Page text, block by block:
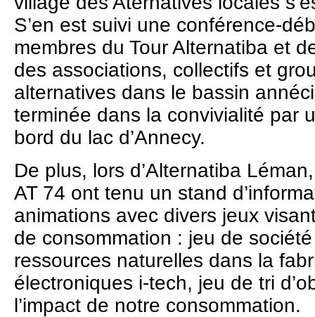
S’en est suivi une conférence-
membres du Tour Alternatiba et
des associations, collectifs et
alternatives dans le bassin
terminée dans la convivialité par
bord du lac d’Annecy.
De plus, lors d’Alternatiba
AT 74 ont tenu un stand
animations avec divers jeux
de consommation : jeu de
ressources naturelles dans la
électroniques i-tech, jeu de tri
l’impact de notre consommation.